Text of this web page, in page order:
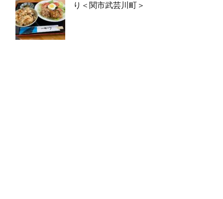
り＜関市武芸川町＞